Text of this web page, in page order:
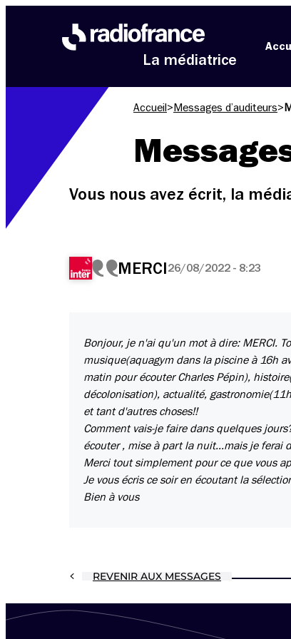
La médiatrice
Accueil > Messages d’auditeurs>
Vous nous avez écrit, la
MERCI26/08/2022 - 8:23
Bonjour, je n'ai qu'un mot à dire: MERCI.
musique(aquagym dans la piscine à 16h
matin pour écouter Charles Pépin),
décolonisation), actualité,
et tant d'autres choses!!
Comment vais-je faire dans quelques
écouter , mise à part la nuit...mais je ferai
Merci tout simplement pour ce que vous
Je vous écris ce soir en écoutant la
Bien à vous
REVENIR AUX MESSAGES